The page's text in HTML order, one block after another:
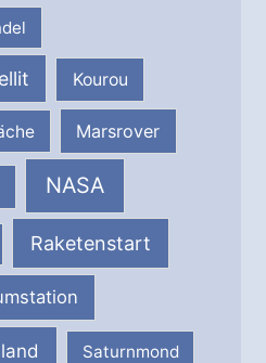
Kourou
Marsrover
NASA
Raketenstart
Saturnmond